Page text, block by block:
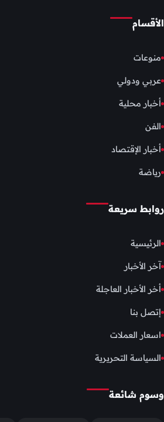
الأقسام
منوعات
عربي ودولي
أخبار محلية
الفن
أخبار الإقتصاد
رياضة
روابط سريعة
الرئيسية
آخر الأخبار
أخر الأخبار العاجلة
إتصل بنا
اسعار العملات
السياسة التحريرية
وسوم شائعة